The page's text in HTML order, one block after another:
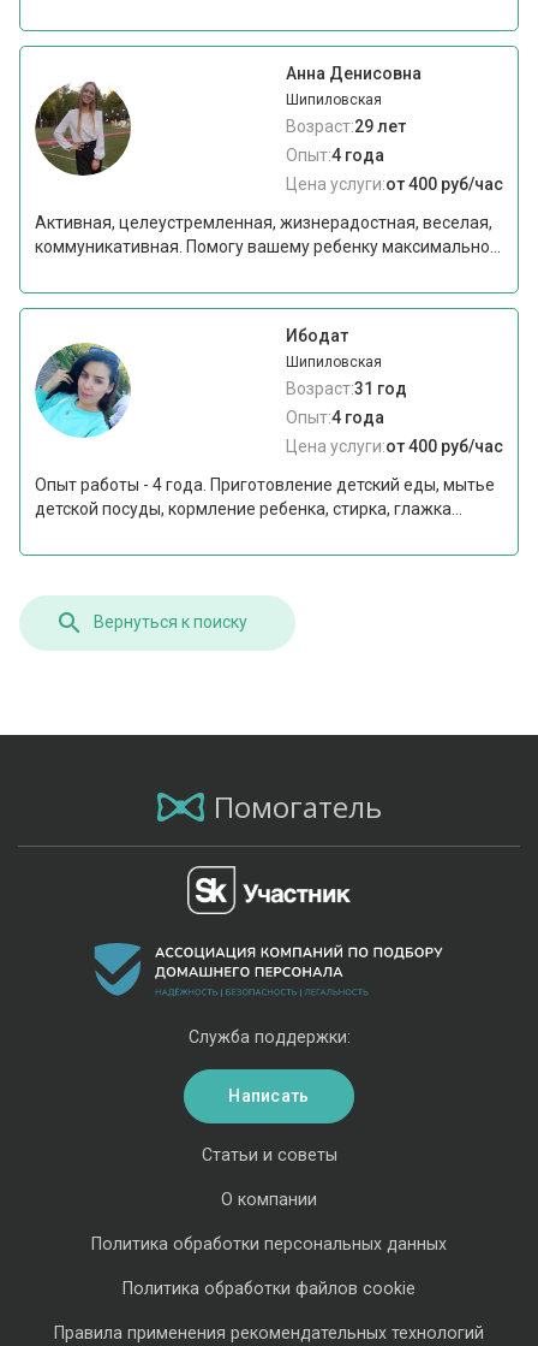
Анна Денисовна
Шипиловская
Возраст:29 лет
Опыт:4 года
Цена услуги:от 400 руб/час
Активная, целеустремленная, жизнерадостная, веселая,
коммуникативная. Помогу вашему ребенку максимально...
Ибодат
Шипиловская
Возраст:31 год
Опыт:4 года
Цена услуги:от 400 руб/час
Опыт работы - 4 года. Приготовление детский еды, мытье
детской посуды, кормление ребенка, стирка, глажка...
Вернуться к поиску
Помогатель
Статьи и советы
О компании
Политика обработки персональных данных
Политика обработки файлов cookie
Правила применения рекомендательных технологий
Служба поддержки:
Написать